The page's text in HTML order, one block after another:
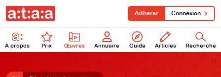
À propos Prix Œuvres Annuaire Guide Articles Recherche
Adhérer Connexion